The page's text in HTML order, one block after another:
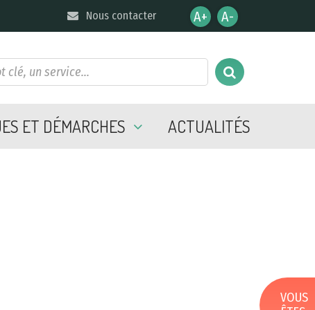
Nous contacter AUGMENTER LA
RÉDUIRE LA
ET DÉMARCHES ACTUALITÉS
VOUS